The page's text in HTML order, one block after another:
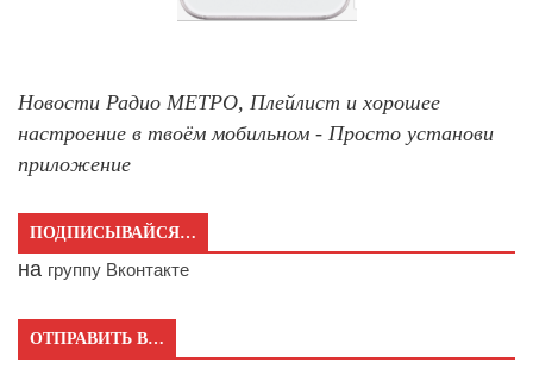
Новости Радио МЕТРО, Плейлист и хорошее
настроение в твоём мобильном - Просто установи
приложение
ПОДПИСЫВАЙСЯ…
на группу Вконтакте
ОТПРАВИТЬ В…